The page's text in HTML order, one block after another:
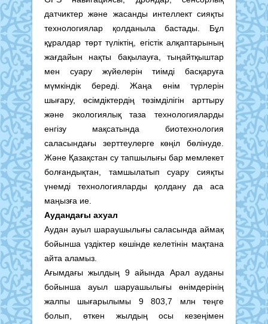
датчиктер және жасанды интеллект сияқты
технологиялар қолданыла бастады. Бұл
құралдар төрт түліктің, егістік алқаптарының
жағдайын нақты бақылауға, тыңайтқыштар
мен суару жүйелерін тиімді басқаруға
мүмкіндік береді. Жаңа өнім түрлерін
шығару, өсімдіктердің төзімділігін арттыру
және экологиялық таза технологияларды
енгізу мақсатында биотехнология
саласындағы зерттеулерге көңіл бөлінуде.
Және Қазақстан су тапшылығы бар мемлекет
болғандықтан, тамшылатып суару сияқты
үнемді технологияларды қолдану да аса
маңызға ие.
Аудандағы ахуал
Аудан ауыл шараушылығы саласында аймақ
бойынша үздіктер көшінде келетінін мақтана
айта аламыз.
Ағымдағы жылдың 9 айында Арал ауданы
бойынша ауыл шаруашылығы өнімдерінің
жалпы шығарылымы 9 803,7 млн теңге
болып, өткен жылдың осы кезеңімен